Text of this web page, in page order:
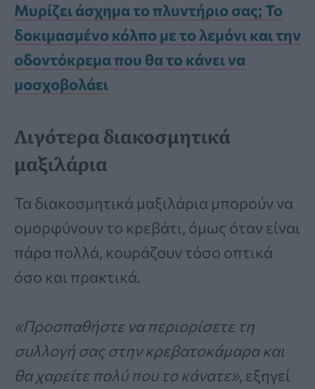
Μυρίζει άσχημα το πλυντήριο σας; Το
δοκιμασμένο κόλπο με το λεμόνι και την
οδοντόκρεμα που θα το κάνει να
μοσχοβολάει
Λιγότερα διακοσμητικά
μαξιλάρια
Τα διακοσμητικά μαξιλάρια μπορούν να
ομορφύνουν το κρεβάτι, όμως όταν είναι
πάρα πολλά, κουράζουν τόσο οπτικά
όσο και πρακτικά.
«Προσπαθήστε να περιορίσετε τη
συλλογή σας στην κρεβατοκάμαρα και
θα χαρείτε πολύ που το κάνατε», εξηγεί